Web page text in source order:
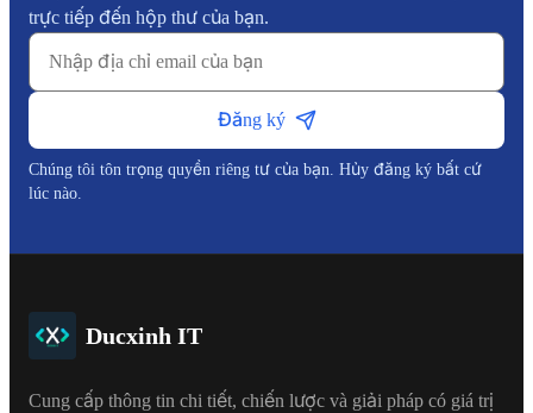
trực tiếp đến hộp thư của bạn.
Đăng ký
Chúng tôi tôn trọng quyền riêng tư của bạn. Hủy đăng ký bất cứ
lúc nào.
Ducxinh IT
Cung cấp thông tin chi tiết, chiến lược và giải pháp có giá trị